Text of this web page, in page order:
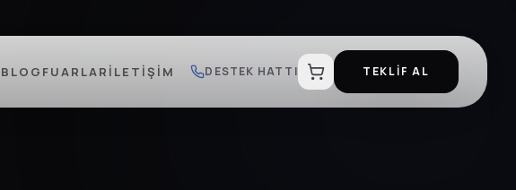
BLOG FUARLAR İLETIŞIM DESTEK HATTI TEKLİF AL